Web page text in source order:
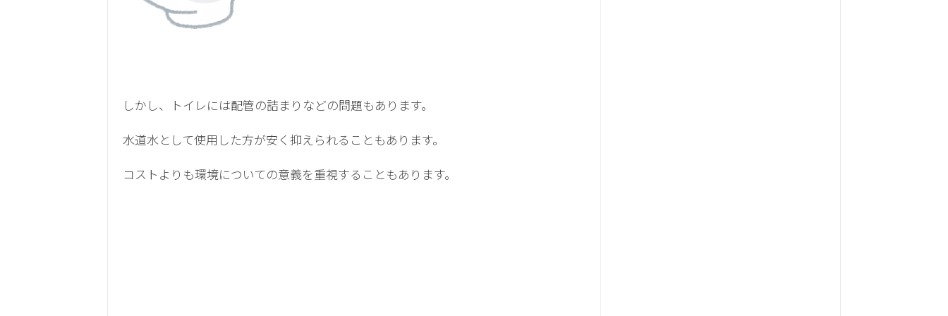
しかし、トイレには配管の詰まりなどの問題もあります。
水道水として使用した方が安く抑えられることもあります。
コストよりも環境についての意義を重視することもあります。